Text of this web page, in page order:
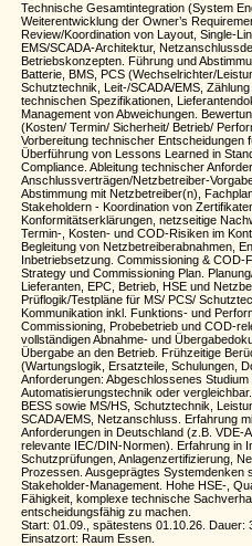
Technische Gesamtintegration (System
Weiterentwicklung der Owner’s
Review/Koordination von Layout, Single-
EMS/SCADA-Architektur,
Betriebskonzepten. Führung und
Batterie, BMS, PCS (Wechselrichter/
Schutztechnik, Leit-/SCADA/EMS,
technischen Spezifikationen,
Management von Abweichungen.
(Kosten/ Termin/ Sicherheit/ Betrieb/
Vorbereitung technischer Entscheidungen
Überführung von Lessons Learned in
Compliance. Ableitung technischer
Anschlussverträgen/Netzbetreiber-
Abstimmung mit Netzbetreiber(n),
Stakeholdern - Koordination von
Konformitätserklärungen, netzseitige
Termin-, Kosten- und COD-Risiken im
Begleitung von Netzbetreiberabnahmen,
Inbetriebsetzung. Commissioning &
Strategy und Commissioning Plan.
Lieferanten, EPC, Betrieb, HSE und
Prüflogik/Testpläne für MS/ PCS/
Kommunikation inkl. Funktions- und
Commissioning, Probebetrieb und COD-
vollständigen Abnahme- und
Übergabe an den Betrieb. Frühzeitige
(Wartungslogik, Ersatzteile, Schulungen,
Anforderungen: Abgeschlossenes
Automatisierungstechnik oder
BESS sowie MS/HS, Schutztechnik,
SCADA/EMS, Netzanschluss. Erfahrung
Anforderungen in Deutschland (z.B. VDE-
relevante IEC/DIN-Normen). Erfahrung in
Schutzprüfungen, Anlagenzertifizierung,
Prozessen. Ausgeprägtes Systemdenken
Stakeholder-Management. Hohe HSE-,
Fähigkeit, komplexe technische
entscheidungsfähig zu machen.
Start: 01.09., spätestens 01.10.26. Dauer:
Einsatzort: Raum Essen.